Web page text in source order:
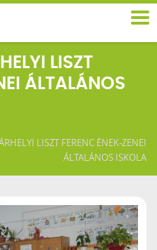
LISZT
ÁLTALÁNOS
LISZT FERENC ÉNEK-ZENEI
ÁLTALÁNOS ISKOLA